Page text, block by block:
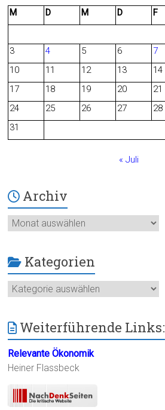
b
o
M
D M D F
3
4 5 6 7
10
11 12 13 14
17
18 19 20 21
24
25 26 27 28
31
« Juli
Archiv
Archiv
Kategorien
Kategorien
Weiterführende Links:
Relevante Ökonomik
Heiner Flassbeck